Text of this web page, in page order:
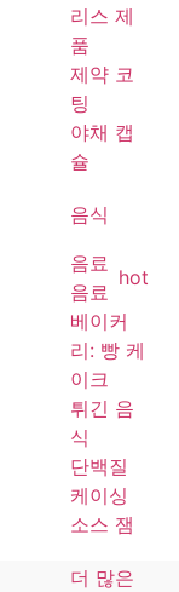
리스 제
품
제약 코
팅
야채 캡
슐
음식
음료
음료
hot
베이커
리: 빵 케
이크
튀긴 음
식
단백질
케이싱
소스 잼
더 많은